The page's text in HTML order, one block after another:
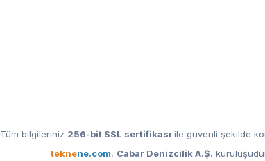
Tüm bilgileriniz 256-bit SSL sertifikası ile güvenli şekilde
teknene.com, Cabar Denizcilik A.Ş.